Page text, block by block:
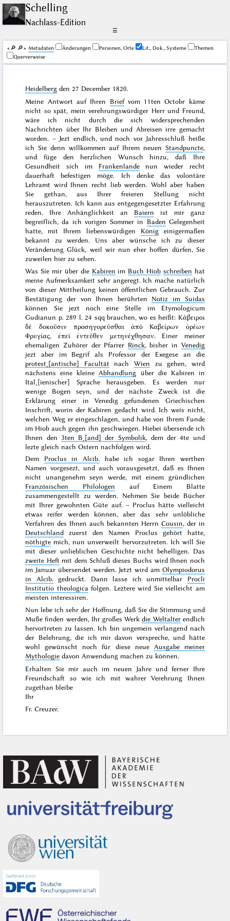
Schelling
Nachlass-Edition
☰
🔎︎ 🔎︎ Me­ta­da­ten Änderungen Personen, Orte Lit., Dok., Systeme
Themen
Querverweise
Heidelberg den27 December 1820.
Meine Antwort auf Ihren Briefvom 11ten Octobr käme
nicht so spät, mein verehrungswürdiger Herr und Freund,
wäre ich nicht durch die sich widersprechenden
Nachrichten über Ihr Bleiben und Abreisen irre gemacht
worden. – Jezt endlich, und noch vor Jahresschluß heiße
ich Sie denn willkommen auf Ihrem neuen Standpuncte,
und füge den herzlichen Wunsch hinzu, daß Ihre
Gesundheit sich im Frankenlandenun wieder recht
dauerhaft befestigen möge. Ich denke das volontäre
Lehramt wird Ihnen recht lieb werden. Wohl aber haben
Sie gethan, aus Ihrer freieren Stellung nicht
herauszutreten. Ich kann aus entgegengesetzter Erfahrung
reden. Ihre Anhänglichkeit an Baiern ist mir ganz
begreiflich, da ich vorigen Sommer in Baden Gelegenheit
hatte, mit Ihrem liebenswürdigen Königeinigermaßen
bekannt zu werden. Uns aber wünsche ich zu dieser
Veränderung Glück, weil wir nun eher hoffen dürfen, Sie
zuweilen hier zu sehen.
Was Sie mir über die Kabiren im Buch Hiob schreiben hat
meine Aufmerksamkeit sehr angeregt. Ich mache natürlich
von dieser Mittheilung keinen öffentlichen Gebrauch. Zur
Bestätigung der von Ihnen berührten Notiz im Suidas
können Sie jezt noch eine Stelle im Etymologicum
Gudianun p. 289 l. 24 sqq brauchen, wo es heißt: Κάβειροι
δὲ δοκοῦσιν προσηγορεῦσθαι ἀπὸ Καβείρων ὀρέων
Φρυγίας, ἐπεὶ ἐντεῦθεν μετηνέχθησαν. Einer meiner
ehemaligen Zuhörer der Pfarrer Rinck, bisher in Venedig
jezt aber im Begrif als Professor der Exegese an die
protest˖[antische] Facultät nach Wien zu gehen, wird
nächstens eine kleineAbhandlung über die Kabiren in
Ital˖[ienischer] Sprache herausgeben. Es werden nur
wenige Bogen seyn, und der nächste Zweck ist die
Erklärung einer in Venedig gefundenen Griechischen
Inschrift, worin der Kabiren gedacht wird. Ich weis nicht,
welchen Weg er eingeschlagen, und habe von Ihrem Funde
im Hiob auch gegen ihn geschwiegen. Hiebei übersende ich
Ihnen den 3ten B˖[and] der Symbolik, dem der 4te und
lezte gleich nachOstern nachfolgen wird.
Dem Proclus in Alcib.habe ich sogar Ihren werthen
Namen vorgesezt, und auch vorausgesetzt, daß es Ihnen
nicht unangenehm seyn werde, mit einem gründlichen
Französischen Philologen auf Einem Blatte
zusammengestelltzu werden. Nehmen Sie beide Bücher
mit Ihrer gewohnten Güte auf. – Proclus hätte vielleicht
etwas reifer werden können, aber das sehr unlöbliche
Verfahren des Ihnen auch bekannten Herrn Cousin, der in
Deutschland zuerst den Namen Proclus gehört hatte,
nöthigte mich, nun unverweilt hervorzutreten. Ich will Sie
mit dieser unlieblichen Geschichte nicht behelligen. Das
zweite Heft mit dem Schluß dieses Buchs wird Ihnen noch
im Januar übersendet werden. Jetzt wird am Olympiodorus
in Alcib.gedruckt. Dann lasse ich unmittelbar Procli
Institutio theologicafolgen. Leztere wird Sie vielleicht am
meisten interessiren.
Nun lebe ich sehr der Hoffnung, daß Sie die Stimmung und
Muße finden werden, Ihr großes Werkdie Weltalterendlich
hervortreten zu lassen. Ich bin ungemein verlangend nach
der Belehrung, die ich mir davon verspreche, und hätte
wohl gewünscht noch für diese neue Ausgabe meiner
Mythologie davon Anwendung machen zu können.
Erhalten Sie mir auch im neuen Jahreund ferner Ihre
Freundschaft so wie ich mit wahrer Verehrung Ihnen
zugethan bleibe
Ihr
Fr. Creuzer.